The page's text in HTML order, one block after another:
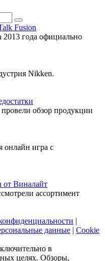
Fusion
года официально
Nikken.
обзор продукции
онлайн игра с
от Виналайт
ассортимент
|
данные | Cookie
в
целях. Обзоры,